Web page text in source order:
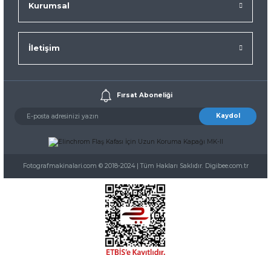
Kurumsal
İletişim
Fırsat Aboneliği
Kaydol
Fotografmakinalari.com © 2018-2024 | Tüm Hakları Saklıdır. Digibee.com.tr